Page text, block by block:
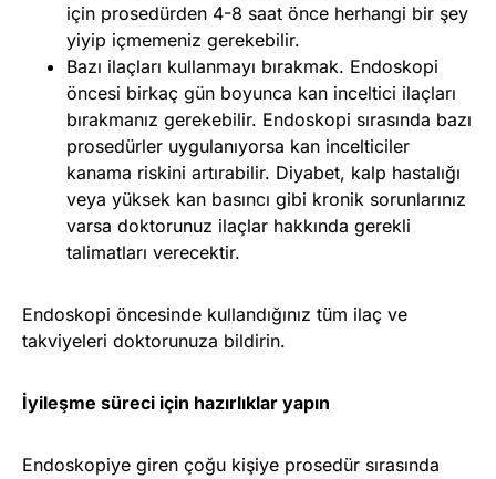
için prosedürden 4-8 saat önce herhangi bir şey
yiyip içmemeniz gerekebilir.
Bazı ilaçları kullanmayı bırakmak. Endoskopi
öncesi birkaç gün boyunca kan inceltici ilaçları
bırakmanız gerekebilir. Endoskopi sırasında bazı
prosedürler uygulanıyorsa kan incelticiler
kanama riskini artırabilir. Diyabet, kalp hastalığı
veya yüksek kan basıncı gibi kronik sorunlarınız
varsa doktorunuz ilaçlar hakkında gerekli
talimatları verecektir.
Endoskopi öncesinde kullandığınız tüm ilaç ve
takviyeleri doktorunuza bildirin.
İyileşme süreci için hazırlıklar yapın
Endoskopiye giren çoğu kişiye prosedür sırasında